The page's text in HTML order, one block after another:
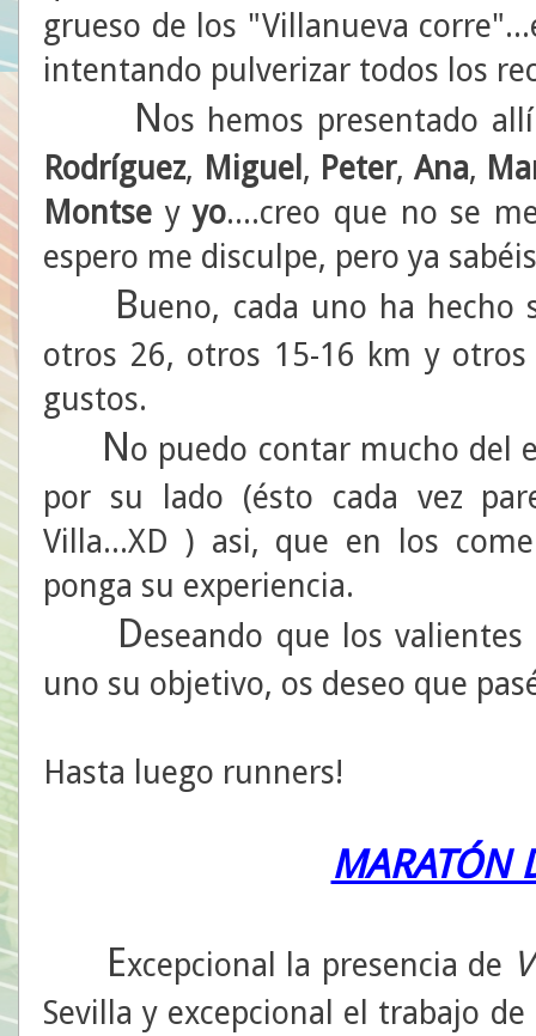
grueso de los "Villanueva
intentando pulverizar todos los
Nos hemos presentado
Rodríguez, Miguel , Peter, Ana,
Montse yyo....creo que no se
espero me disculpe, pero ya
Bueno, cada uno ha hecho
otros 26, otros 15-16 km y
gustos.
No puedo contar mucho del
por su lado (ésto cada vez
Villa...XD ) asi, que en los
ponga su experiencia.
Deseando que los valientes
uno su objetivo, os deseo que
Hasta luego runners!
MARATÓN
Excepcional la presencia de
Sevilla y excepcional el trabajo